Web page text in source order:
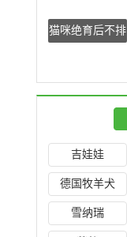
猫咪绝育后不排
吉娃娃
德国牧羊犬
雪纳瑞